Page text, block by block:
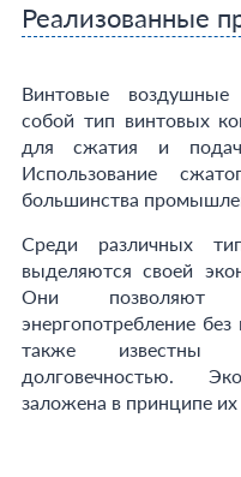
Реализованные
Винтовые воздушные
собой тип винтовых
для сжатия и
Использование
большинства
Среди различных
выделяются своей
Они позволяют
энергопотребление
также известны
долговечностью.
заложена в принципе